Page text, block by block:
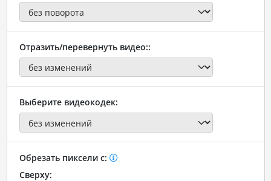
Отразить/перевернуть видео::
Выберите видеокодек:
Обрезать пиксели с:
Сверху: